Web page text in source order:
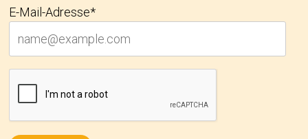
E-Mail-Adresse*